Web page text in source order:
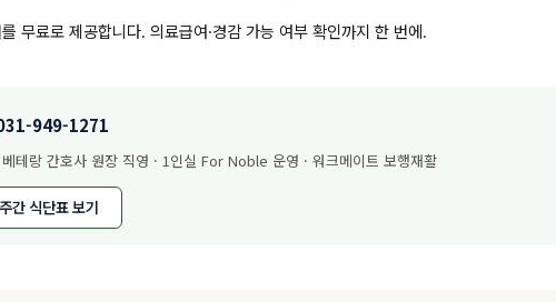
무료로 제공합니다. 의료급여·경감 가능 여부 확인까지 한 번에.
949-1271
테랑 간호사 원장 직영 · 1인실 For Noble 운영 · 워크메이트 보행재활
주간 식단표 보기